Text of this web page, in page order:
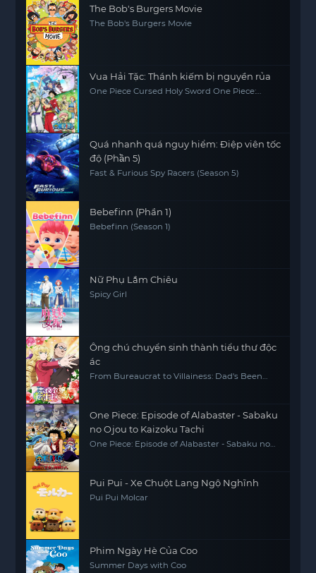
The Bob's Burgers Movie
The Bob's Burgers Movie
Vua Hải Tặc: Thánh kiếm bị nguyền rủa
One Piece Cursed Holy Sword One Piece:
Quá nhanh quá nguy hiểm: Điệp viên tốc
độ (Phần 5)
Fast & Furious Spy Racers (Season 5)
Bebefinn (Phần 1)
Bebefinn (Season 1)
Nữ Phụ Lắm Chiêu
Spicy Girl
Ông chú chuyển sinh thành tiểu thư độc
ác
From Bureaucrat to Villainess: Dad's Been
One Piece: Episode of Alabaster - Sabaku
no Ojou to Kaizoku Tachi
One Piece: Episode of Alabaster - Sabaku no
Pui Pui - Xe Chuột Lang Ngộ Nghĩnh
Pui Pui Molcar
Phim Ngày Hè Của Coo
Summer Days with Coo